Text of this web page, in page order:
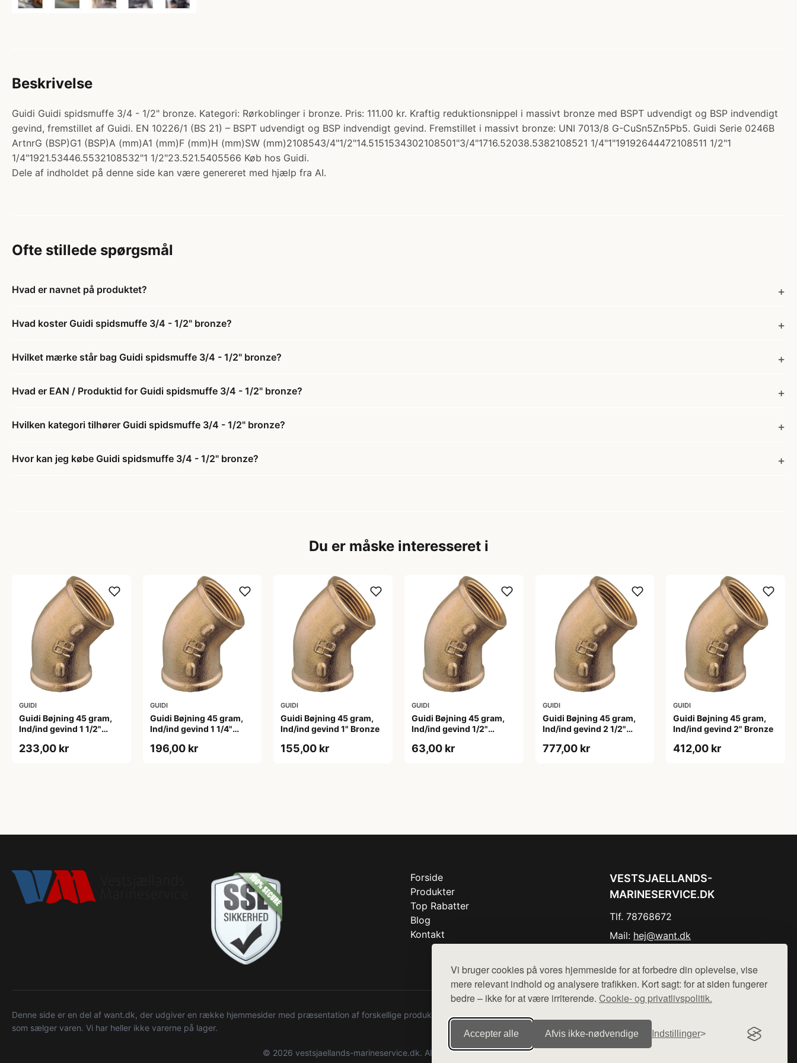
Vi bruger cookies på vores hjemmeside for at forbedre din oplevelse, vise
mere relevant indhold og analysere trafikken. Kort sagt: for at siden fungerer
bedre – ikke for at være irriterende. Cookie- og privatlivspolitik.
Accepter alle Afvis ikke‑nødvendige Indstillinger
Beskrivelse
Guidi Guidi spidsmuffe 3/4 - 1/2" bronze. Kategori: Rørkoblinger i bronze. Pris: 111.00 kr. Kraftig reduktionsnippel i massivt bronze med BSPT udvendigt og BSP indvendigt
gevind, fremstillet af Guidi. EN 10226/1 (BS 21) – BSPT udvendigt og BSP indvendigt gevind. Fremstillet i massivt bronze: UNI 7013/8 G-CuSn5Zn5Pb5. Guidi Serie 0246B
ArtnrG (BSP)G1 (BSP)A (mm)A1 (mm)F (mm)H (mm)SW (mm)2108543/4"1/2"14.5151534302108501"3/4"1716.52038.5382108521 1/4"1"19192644472108511 1/2"1
1/4"1921.53446.5532108532"1 1/2"23.521.5405566 Køb hos Guidi.
Dele af indholdet på denne side kan være genereret med hjælp fra AI.
Ofte stillede spørgsmål
Hvad er navnet på produktet?
Hvad koster Guidi spidsmuffe 3/4 - 1/2" bronze?
Hvilket mærke står bag Guidi spidsmuffe 3/4 - 1/2" bronze?
Hvad er EAN / Produktid for Guidi spidsmuffe 3/4 - 1/2" bronze?
Hvilken kategori tilhører Guidi spidsmuffe 3/4 - 1/2" bronze?
Hvor kan jeg købe Guidi spidsmuffe 3/4 - 1/2" bronze?
Du er måske interesseret i
GUIDI
Guidi Bøjning 45 gram,
Ind/ind gevind 1 1/2"
233,00 kr
GUIDI
Guidi Bøjning 45 gram,
Ind/ind gevind 1 1/4"
196,00 kr
GUIDI
Guidi Bøjning 45 gram,
Ind/ind gevind 1" Bronze
155,00 kr
GUIDI
Guidi Bøjning 45 gram,
Ind/ind gevind 1/2"
63,00 kr
GUIDI
Guidi Bøjning 45 gram,
Ind/ind gevind 2 1/2"
777,00 kr
GUIDI
Guidi Bøjning 45 gram,
Ind/ind gevind 2" Bronze
412,00 kr
Forside
Produkter
Top Rabatter
Blog
Kontakt
VESTSJAELLANDS-
MARINESERVICE.DK
Tlf. 78768672
Mail: hej@want.dk
Denne side er en del af want.dk, der udgiver en række hjemmesider med præsentation af forskellige produkter fra diverse webshops. Der sælges ikke varer fra denne side - vi henviser til de shops,
som sælger varen. Vi har heller ikke varerne på lager.
© 2026 vestsjaellands-marineservice.dk. Alle rettigheder forbeholdes.